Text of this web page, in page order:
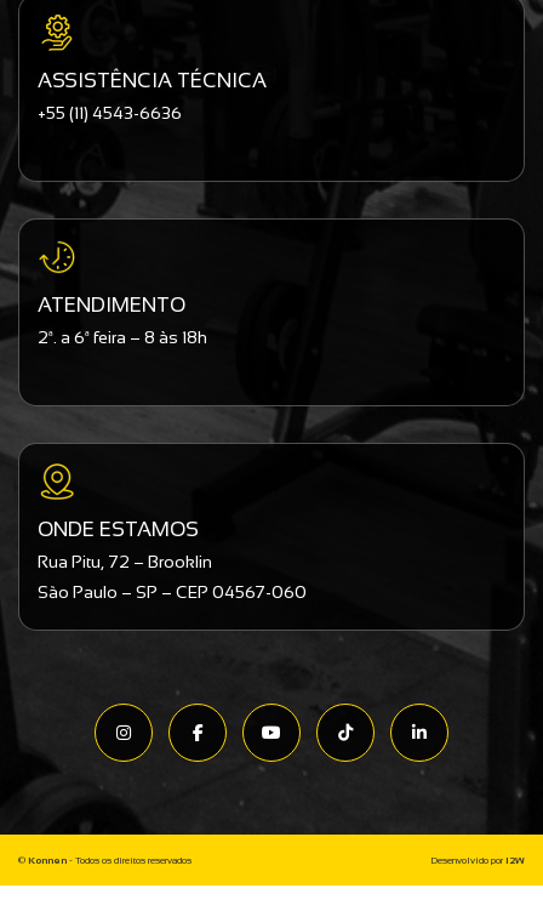
ASSISTÊNCIA TÉCNICA
+55 (11) 4543-6636
ATENDIMENTO
2ª. a 6ª feira – 8 às 18h
ONDE ESTAMOS
Rua Pitu, 72 – Brooklin
São Paulo – SP – CEP 04567-060
© Konnen - Todos os direitos reservados Desenvolvido por I2W